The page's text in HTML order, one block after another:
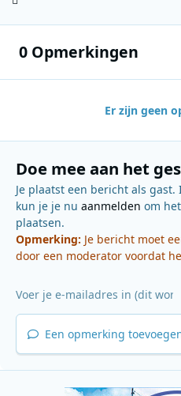
0 Opmerkingen
Er zijn geen
Doe mee aan het
Je plaatst een bericht als
kun je je nu aanmelden om
plaatsen.
Opmerking: Je bericht moet
door een moderator voordat
Een opmerking